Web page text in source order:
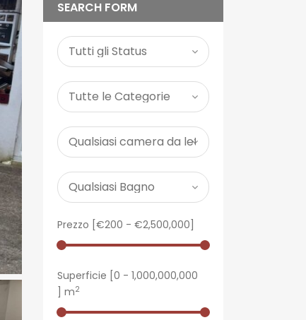
SEARCH FORM
Prezzo [ €200 - €2,500,000
Superficie [ 0 - 1,000,000,000
] m2